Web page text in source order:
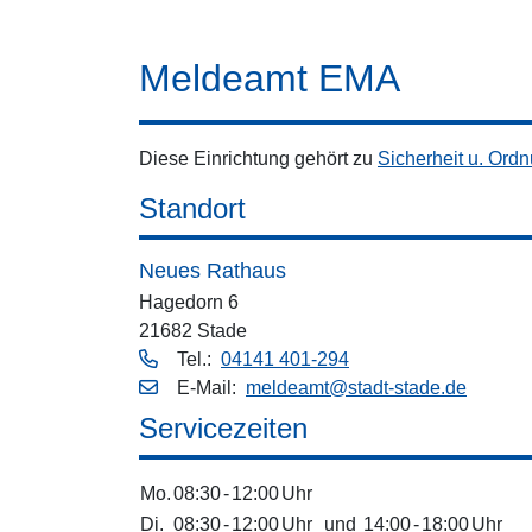
Meldeamt EMA
Diese Einrichtung gehört zu Sicherheit u.
Standort
Neues Rathaus
Hagedorn 6
21682 Stade
Tel.: 04141 401-294
E‑Mail: meldeamt@stadt-stade.de
Servicezeiten
Mo.08:30-12:00Uhr
Di. 08:30-12:00Uhr und 14:00-18:00Uhr